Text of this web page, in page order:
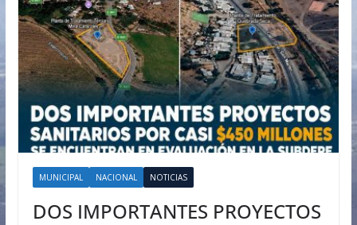
MUNICIPAL NACIONAL NOTICIAS
DOS IMPORTANTES PROYECTOS